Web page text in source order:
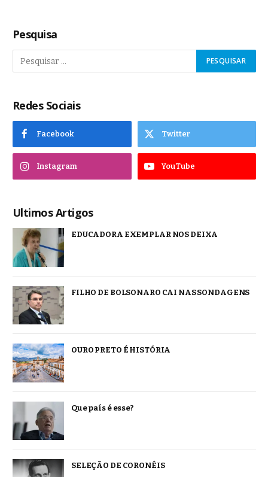
Pesquisa
Redes Sociais
Facebook Twitter
Instagram YouTube
Ultimos Artigos
EDUCADORA EXEMPLAR NOS DEIXA
FILHO DE BOLSONARO CAI NAS SONDAGENS
OURO PRETO É HISTÓRIA
Que país é esse?
SELEÇÃO DE CORONÉIS